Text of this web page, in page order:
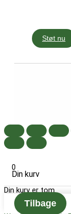
Støt nu
0
Din kurv
Din kurv er tom
Tilbage